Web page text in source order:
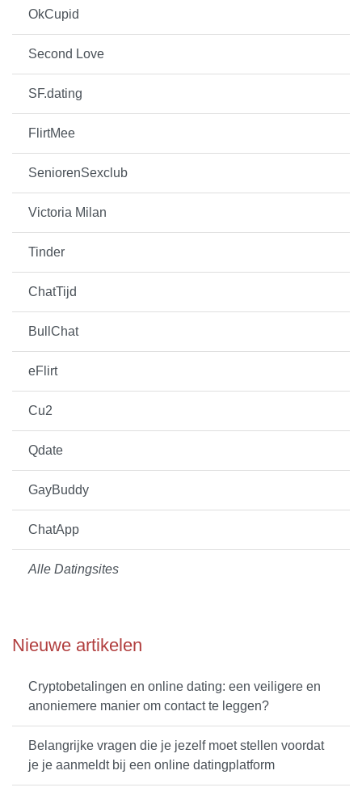
OkCupid
Second Love
SF.dating
FlirtMee
SeniorenSexclub
Victoria Milan
Tinder
ChatTijd
BullChat
eFlirt
Cu2
Qdate
GayBuddy
ChatApp
Alle Datingsites
Nieuwe artikelen
Cryptobetalingen en online dating: een veiligere en
anoniemere manier om contact te leggen?
Belangrijke vragen die je jezelf moet stellen voordat
je je aanmeldt bij een online datingplatform